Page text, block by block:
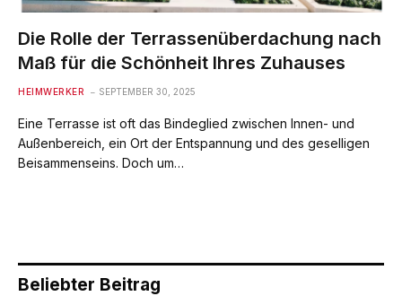
Die Rolle der Terrassenüberdachung nach
Maß für die Schönheit Ihres Zuhauses
HEIMWERKER SEPTEMBER 30, 2025
Eine Terrasse ist oft das Bindeglied zwischen Innen- und
Außenbereich, ein Ort der Entspannung und des geselligen
Beisammenseins. Doch um…
Beliebter Beitrag